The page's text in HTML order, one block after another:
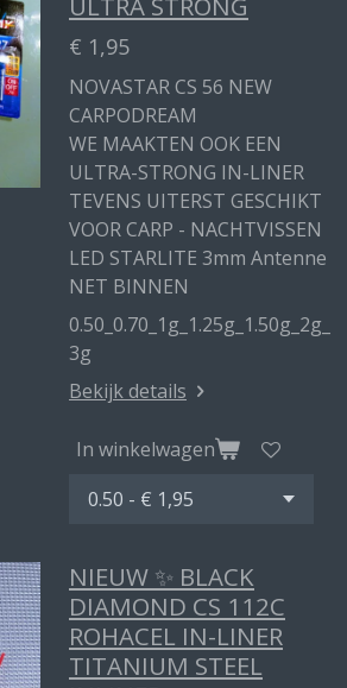
€ 1,95
NOVASTAR CS 56 NEW
CARPODREAM
WE MAAKTEN OOK EEN
ULTRA-STRONG IN-LINER
TEVENS UITERST GESCHIKT
VOOR CARP - NACHTVISSEN
LED STARLITE 3mm Antenne
NET BINNEN
0.50_0.70_1g_1.25g_1.50g_2g_
3g
Bekijk details
In winkelwagen
NIEUW ✨ BLACK
DIAMOND CS 112C
ROHACEL IN-LINER
TITANIUM STEEL